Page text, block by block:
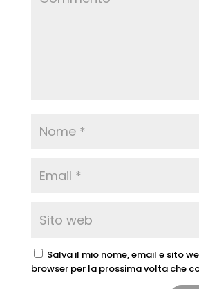
Salva il mio nome, email e sito
browser per la prossima volta che